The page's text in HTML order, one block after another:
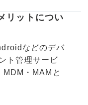
リットについ
などのデバ
ト管理サービ
・MAMと